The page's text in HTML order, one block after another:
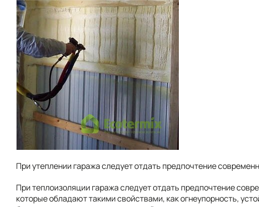
При утеплении гаража следует отдать предпочтение
При теплоизоляции гаража следует отдать предпочтение
которые обладают такими свойствами, как огнеупорность,